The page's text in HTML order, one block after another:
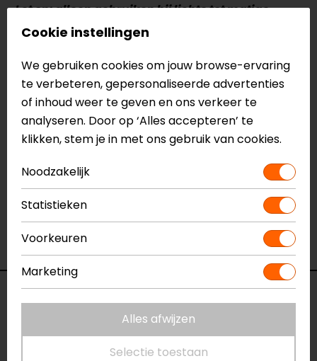
Let op: alleen gebruiken bij lichte tot matige
vervuiling. Niet geschikt voor modderige
Meer informatie nodig?
Heb je meer informatie nodig over dit product?
Neem dancontact met ons op of kom langs in één
vanonze winkels in Breda, Capelle aan den IJssel,
Eindhoven, Vianen of Apeldoorn. In de winkels kun je
het product bekijken & passen en staan onze
verkoopmedewerkers voor je klaar met advies.
Bekijk onze anderemotor schoonmaken en
poetsen artikelen.
Specificaties
Naam
High Performance Waterless
Motorreiniger 750ml
Cookie instellingen
We gebruiken cookies om jouw browse-ervaring
te verbeteren, gepersonaliseerde advertenties
of inhoud weer te geven en ons verkeer te
analyseren. Door op ‘Alles accepteren’ te
klikken, stem je in met ons gebruik van cookies.
Noodzakelijk
Statistieken
Voorkeuren
Marketing
Alles afwijzen
Selectie toestaan